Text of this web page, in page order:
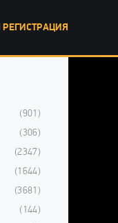
РЕГИСТРАЦИЯ
(901)
(306)
(2347)
(1644)
(3681)
(144)